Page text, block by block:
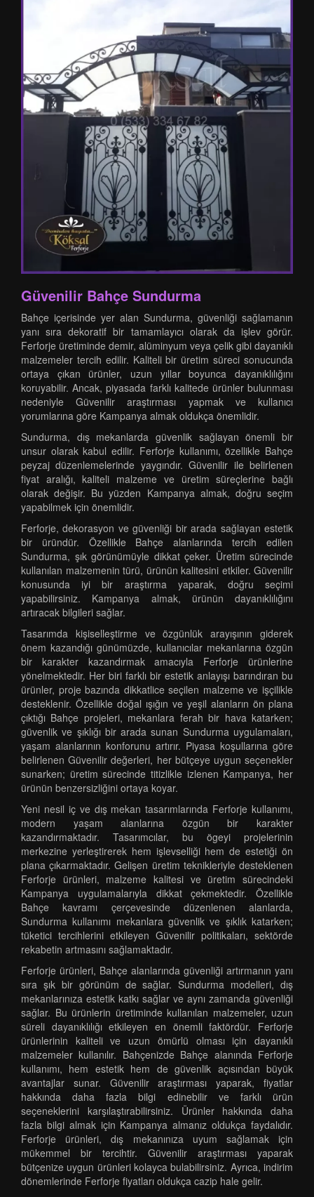
Güvenilir Bahçe Sundurma
Bahçe içerisinde yer alan Sundurma, güvenliği sağlamanın
yanı sıra dekoratif bir tamamlayıcı olarak da işlev görür.
Ferforje üretiminde demir, alüminyum veya çelik gibi dayanıklı
malzemeler tercih edilir. Kaliteli bir üretim süreci sonucunda
ortaya çıkan ürünler, uzun yıllar boyunca dayanıklılığını
koruyabilir. Ancak, piyasada farklı kalitede ürünler bulunması
nedeniyle Güvenilir araştırması yapmak ve kullanıcı
yorumlarına göre Kampanya almak oldukça önemlidir.
Sundurma, dış mekanlarda güvenlik sağlayan önemli bir
unsur olarak kabul edilir. Ferforje kullanımı, özellikle Bahçe
peyzaj düzenlemelerinde yaygındır. Güvenilir ile belirlenen
fiyat aralığı, kaliteli malzeme ve üretim süreçlerine bağlı
olarak değişir. Bu yüzden Kampanya almak, doğru seçim
yapabilmek için önemlidir.
Ferforje, dekorasyon ve güvenliği bir arada sağlayan estetik
bir üründür. Özellikle Bahçe alanlarında tercih edilen
Sundurma, şık görünümüyle dikkat çeker. Üretim sürecinde
kullanılan malzemenin türü, ürünün kalitesini etkiler. Güvenilir
konusunda iyi bir araştırma yaparak, doğru seçimi
yapabilirsiniz. Kampanya almak, ürünün dayanıklılığını
artıracak bilgileri sağlar.
Tasarımda kişiselleştirme ve özgünlük arayışının giderek
önem kazandığı günümüzde, kullanıcılar mekanlarına özgün
bir karakter kazandırmak amacıyla Ferforje ürünlerine
yönelmektedir. Her biri farklı bir estetik anlayışı barındıran bu
ürünler, proje bazında dikkatlice seçilen malzeme ve işçilikle
desteklenir. Özellikle doğal ışığın ve yeşil alanların ön plana
çıktığı Bahçe projeleri, mekanlara ferah bir hava katarken;
güvenlik ve şıklığı bir arada sunan Sundurma uygulamaları,
yaşam alanlarının konforunu artırır. Piyasa koşullarına göre
belirlenen Güvenilir değerleri, her bütçeye uygun seçenekler
sunarken; üretim sürecinde titizlikle izlenen Kampanya, her
ürünün benzersizliğini ortaya koyar.
Yeni nesil iç ve dış mekan tasarımlarında Ferforje kullanımı,
modern yaşam alanlarına özgün bir karakter
kazandırmaktadır. Tasarımcılar, bu ögeyi projelerinin
merkezine yerleştirerek hem işlevselliği hem de estetiği ön
plana çıkarmaktadır. Gelişen üretim teknikleriyle desteklenen
Ferforje ürünleri, malzeme kalitesi ve üretim sürecindeki
Kampanya uygulamalarıyla dikkat çekmektedir. Özellikle
Bahçe kavramı çerçevesinde düzenlenen alanlarda,
Sundurma kullanımı mekanlara güvenlik ve şıklık katarken;
tüketici tercihlerini etkileyen Güvenilir politikaları, sektörde
rekabetin artmasını sağlamaktadır.
Ferforje ürünleri, Bahçe alanlarında güvenliği artırmanın yanı
sıra şık bir görünüm de sağlar. Sundurma modelleri, dış
mekanlarınıza estetik katkı sağlar ve aynı zamanda güvenliği
sağlar. Bu ürünlerin üretiminde kullanılan malzemeler, uzun
süreli dayanıklılığı etkileyen en önemli faktördür. Ferforje
ürünlerinin kaliteli ve uzun ömürlü olması için dayanıklı
malzemeler kullanılır. Bahçenizde Bahçe alanında Ferforje
kullanımı, hem estetik hem de güvenlik açısından büyük
avantajlar sunar. Güvenilir araştırması yaparak, fiyatlar
hakkında daha fazla bilgi edinebilir ve farklı ürün
seçeneklerini karşılaştırabilirsiniz. Ürünler hakkında daha
fazla bilgi almak için Kampanya almanız oldukça faydalıdır.
Ferforje ürünleri, dış mekanınıza uyum sağlamak için
mükemmel bir tercihtir. Güvenilir araştırması yaparak
bütçenize uygun ürünleri kolayca bulabilirsiniz. Ayrıca, indirim
dönemlerinde Ferforje fiyatları oldukça cazip hale gelir.